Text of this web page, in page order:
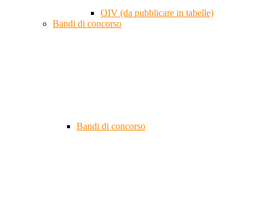
OIV (da pubblicare in tabelle)
Bandi di concorso
Bandi di concorso